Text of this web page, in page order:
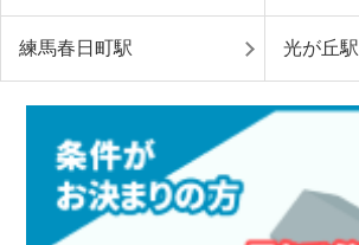
練馬春日町駅 光が丘駅